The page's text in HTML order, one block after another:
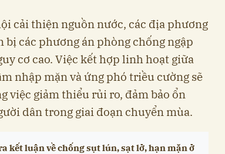
cải thiện nguồn nước, các địa phương
bị các phương án phòng chống ngập
cơ cao. Việc kết hợp linh hoạt giữa
nhập mặn và ứng phó triều cường sẽ
việc giảm thiểu rủi ro, đảm bảo ổn
dân trong giai đoạn chuyển mùa.
kết luận về chống sụt lún, sạt lở, hạn mặn ở